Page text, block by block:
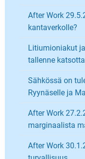
After Work
kantaverkolle?
Litiumioniakut
tallenne
Sähkössä on
Ryynäselle ja
After Work
marginaalista
After Work